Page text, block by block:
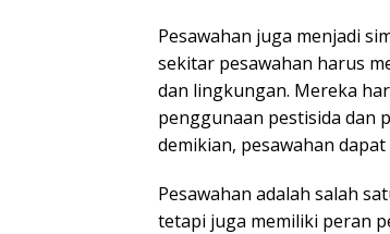
Pesawahan juga menjadi
sekitar pesawahan harus
dan lingkungan. Mereka
penggunaan pestisida dan
demikian, pesawahan
Pesawahan adalah salah
tetapi juga memiliki peran